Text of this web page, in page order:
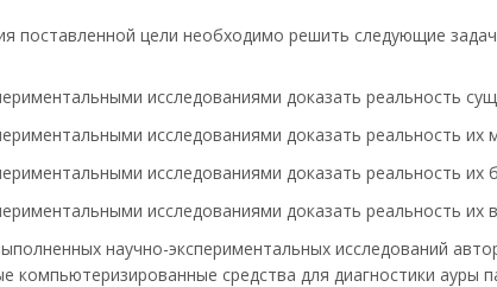
поставленной цели необходимо решить следующие
исследованиями доказать реальность
исследованиями доказать реальность
исследованиями доказать реальность
исследованиями доказать реальность
научно-экспериментальных исследований
компьютеризированные средства для диагностики ауры